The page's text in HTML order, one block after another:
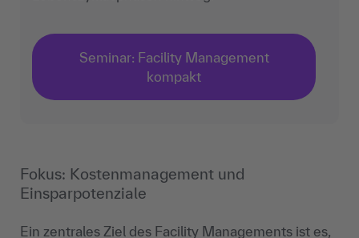
Seminar: Facility Management
kompakt
Fokus: Kostenmanagement und
Einsparpotenziale
Ein zentrales Ziel des Facility Managements ist es,